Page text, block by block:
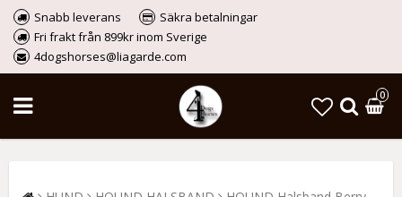
Snabb leverans
Säkra betalningar
Fri frakt från 899kr inom Sverige
4dogshorses@liagarde.com
0